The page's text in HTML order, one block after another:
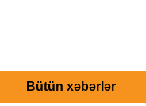
Bütün xəbərlər